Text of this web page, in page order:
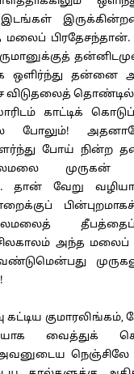
மலைப் பிரதேசந்தான்.
ஒளிர்ந்து தன்னை
விடுதலைத்
காட்டிக்
போலும்!
போய் நின்ற
முருகன்
தான் வேறு
தீபத்தைப்
அந்த மலைப்
கட்டிய
வைத்துக்
நெஞ்சிலே